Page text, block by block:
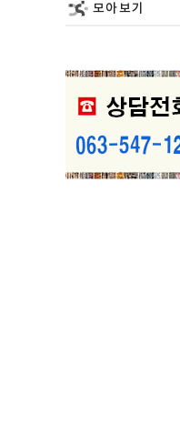
모아보기